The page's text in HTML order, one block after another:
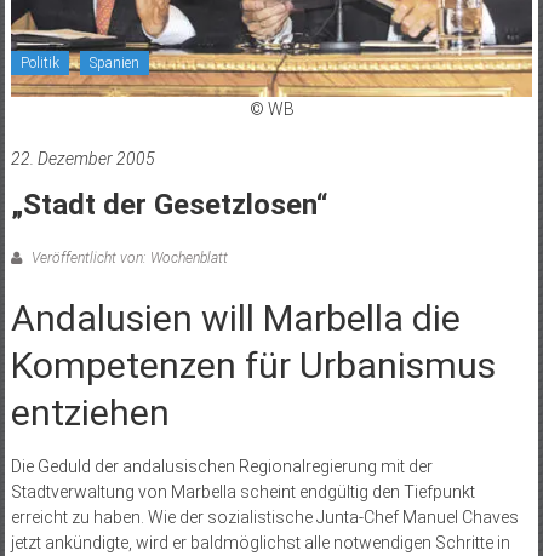
Politik Spanien
© WB
22. Dezember 2005
„Stadt der Gesetzlosen“
Veröffentlicht von: Wochenblatt
Andalusien will Marbella die
Kompetenzen für Urbanismus
entziehen
Die Geduld der andalusischen Regionalregierung mit der
Stadtverwaltung von Marbella scheint endgültig den Tiefpunkt
erreicht zu haben. Wie der sozialistische Junta-Chef Manuel Chaves
jetzt ankündigte, wird er baldmöglichst alle notwendigen Schritte in